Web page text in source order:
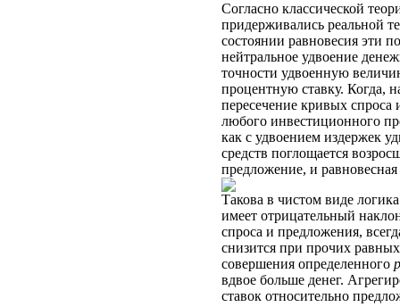
Согласно классической
придерживались реальной
состоянии равновесия эти
нейтральное удвоение
точности удвоенную
процентную ставку. Когда,
пересечение кривых
любого инвестиционного
как с удвоением издержек
средств поглощается
предложение, и
Такова в чистом виде
имеет отрицательный
спроса и предложения,
снизится при прочих
совершения определенного
вдвое больше денег.
ставок относительно